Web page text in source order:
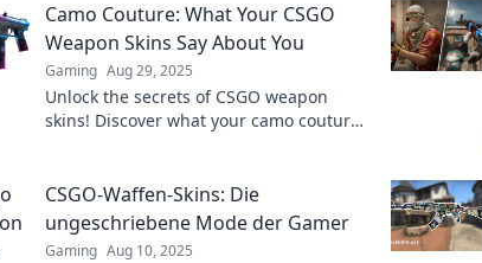
Camo Couture: What Your CSGO
Weapon Skins Say About You
Gaming Aug 29, 2025
Unlock the secrets of CSGO weapon
skins! Discover what your camo couture
CSGO-Waffen-Skins: Die
ungeschriebene Mode der Gamer
Gaming Aug 10, 2025